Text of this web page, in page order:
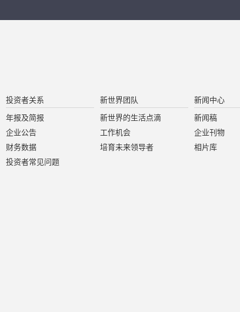
投资者关系
年报及简报
企业公告
财务数据
投资者常见问题
新世界团队
新世界的生活点滴
工作机会
培育未来领导者
新闻中心
新闻稿
企业刊物
相片库